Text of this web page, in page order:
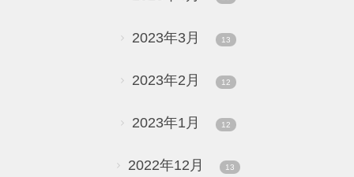
2023年3月 13
2023年2月 12
2023年1月 12
2022年12月 13